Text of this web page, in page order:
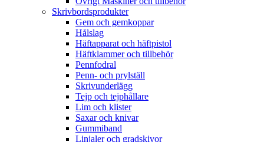
Skrivbordsprodukter
Gem och gemkoppar
Hålslag
Häftapparat och häftpistol
Häftklammer och tillbehör
Pennfodral
Penn- och prylställ
Skrivunderlägg
Tejp och tejphållare
Lim och klister
Saxar och knivar
Gummiband
Linjaler och gradskivor